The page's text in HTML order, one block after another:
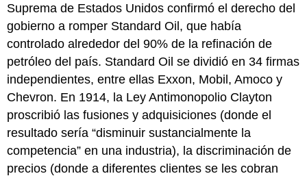
Suprema de Estados Unidos confirmó el derecho del
gobierno a romper Standard Oil, que había
controlado alrededor del 90% de la refinación de
petróleo del país. Standard Oil se dividió en 34 firmas
independientes, entre ellas Exxon, Mobil, Amoco y
Chevron. En 1914, la Ley Antimonopolio Clayton
proscribió las fusiones y adquisiciones (donde el
resultado sería “disminuir sustancialmente la
competencia” en una industria), la discriminación de
precios (donde a diferentes clientes se les cobran